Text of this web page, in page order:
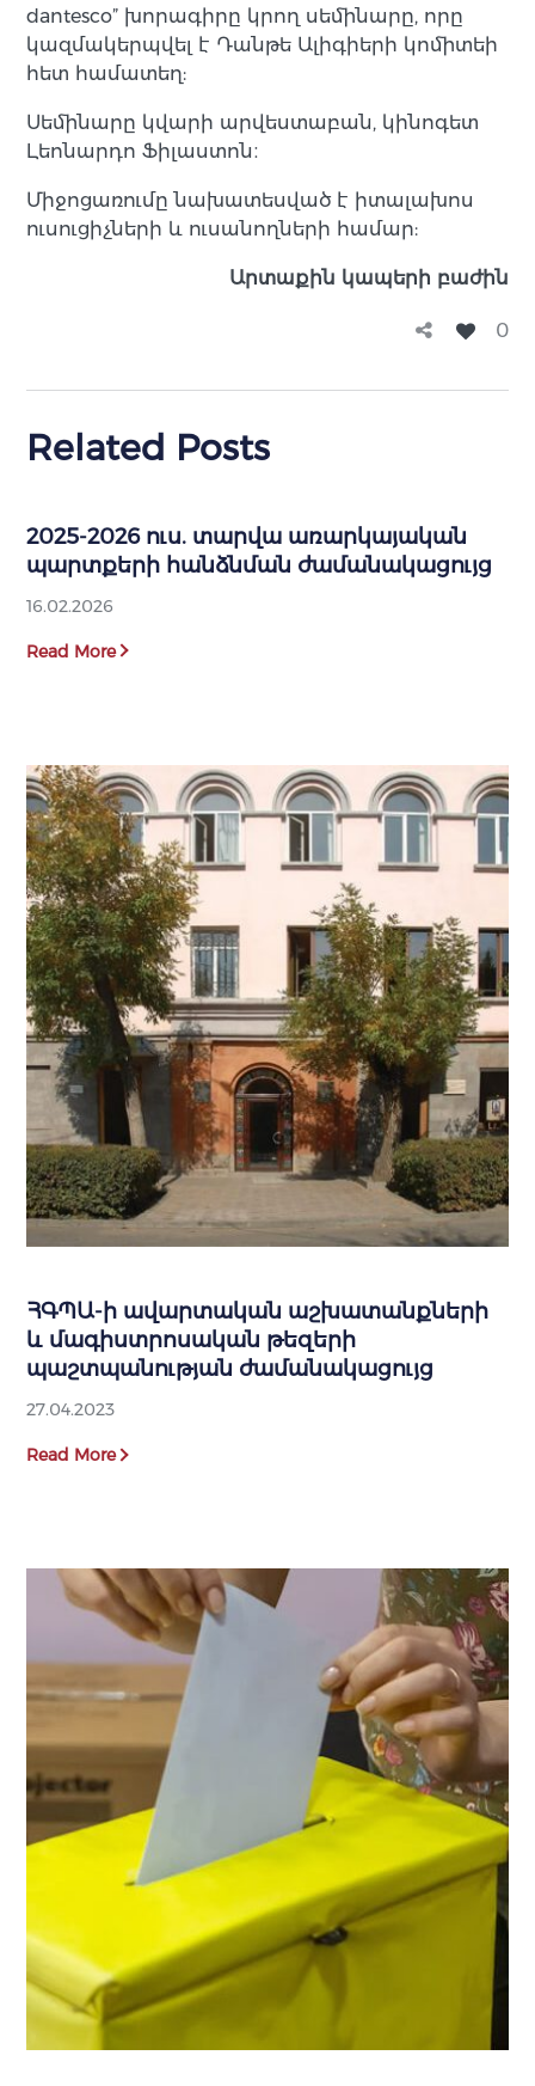
dantesco” խորագիրը կրող սեմինարը, որը
կազմակերպվել է Դանթե Ալիգիերի կոմիտեի
հետ համատեղ:
Սեմինարը կվարի արվեստաբան, կինոգետ
Լեոնարդո Ֆիլաստոն։
Միջոցառումը նախատեսված է իտալախոս
ուսուցիչների և ուսանողների համար:
Արտաքին կապերի բաժին
0
Related Posts
2025-2026 ուս. տարվա առարկայական
պարտքերի հանձնման ժամանակացույց
16.02.2026
Read More
ՀԳՊԱ-ի ավարտական աշխատանքների
և մագիստրոսական թեզերի
պաշտպանության ժամանակացույց
27.04.2023
Read More